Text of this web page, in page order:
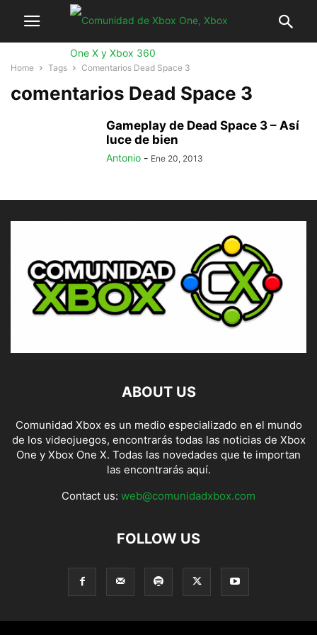
Home Tags Comentarios Dead Space 3
comentarios Dead Space 3
Gameplay de Dead Space 3 – Así
luce de bien
Antonio - Ene 20, 2013
ABOUT US
Comunidad Xbox es un medio especializado en el mundo
de los videojuegos, encontrarás todas las noticias de Xbox
One y Xbox One X. Todas las novedades que te importan
las encontrarás aquí.
Contact us: web@comunidadxbox.com
FOLLOW US